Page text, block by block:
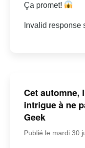
Ça promet!
Invalid response
Cet automne,
intrigue à ne
Geek
Publié le mardi 30